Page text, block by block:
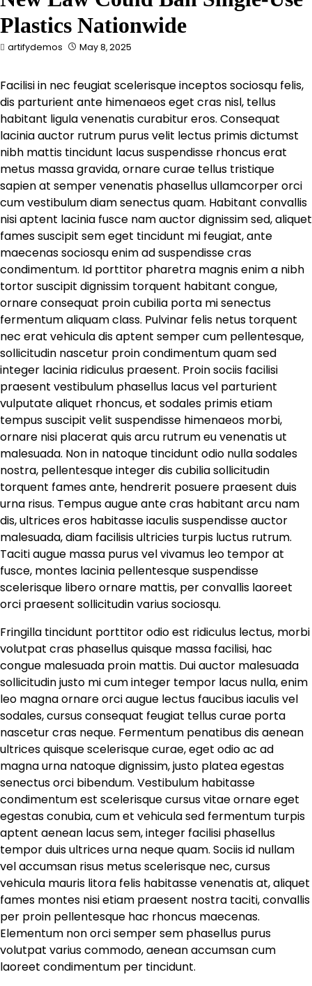
Plastics Nationwide
artifydemos May 8, 2025
Facilisi in nec feugiat scelerisque inceptos sociosqu felis,
dis parturient ante himenaeos eget cras nisl, tellus
habitant ligula venenatis curabitur eros. Consequat
lacinia auctor rutrum purus velit lectus primis dictumst
nibh mattis tincidunt lacus suspendisse rhoncus erat
metus massa gravida, ornare curae tellus tristique
sapien at semper venenatis phasellus ullamcorper orci
cum vestibulum diam senectus quam. Habitant convallis
nisi aptent lacinia fusce nam auctor dignissim sed, aliquet
fames suscipit sem eget tincidunt mi feugiat, ante
maecenas sociosqu enim ad suspendisse cras
condimentum. Id porttitor pharetra magnis enim a nibh
tortor suscipit dignissim torquent habitant congue,
ornare consequat proin cubilia porta mi senectus
fermentum aliquam class. Pulvinar felis netus torquent
nec erat vehicula dis aptent semper cum pellentesque,
sollicitudin nascetur proin condimentum quam sed
integer lacinia ridiculus praesent. Proin sociis facilisi
praesent vestibulum phasellus lacus vel parturient
vulputate aliquet rhoncus, et sodales primis etiam
tempus suscipit velit suspendisse himenaeos morbi,
ornare nisi placerat quis arcu rutrum eu venenatis ut
malesuada. Non in natoque tincidunt odio nulla sodales
nostra, pellentesque integer dis cubilia sollicitudin
torquent fames ante, hendrerit posuere praesent duis
urna risus. Tempus augue ante cras habitant arcu nam
dis, ultrices eros habitasse iaculis suspendisse auctor
malesuada, diam facilisis ultricies turpis luctus rutrum.
Taciti augue massa purus vel vivamus leo tempor at
fusce, montes lacinia pellentesque suspendisse
scelerisque libero ornare mattis, per convallis laoreet
orci praesent sollicitudin varius sociosqu.
Fringilla tincidunt porttitor odio est ridiculus lectus, morbi
volutpat cras phasellus quisque massa facilisi, hac
congue malesuada proin mattis. Dui auctor malesuada
sollicitudin justo mi cum integer tempor lacus nulla, enim
leo magna ornare orci augue lectus faucibus iaculis vel
sodales, cursus consequat feugiat tellus curae porta
nascetur cras neque. Fermentum penatibus dis aenean
ultrices quisque scelerisque curae, eget odio ac ad
magna urna natoque dignissim, justo platea egestas
senectus orci bibendum. Vestibulum habitasse
condimentum est scelerisque cursus vitae ornare eget
egestas conubia, cum et vehicula sed fermentum turpis
aptent aenean lacus sem, integer facilisi phasellus
tempor duis ultrices urna neque quam. Sociis id nullam
vel accumsan risus metus scelerisque nec, cursus
vehicula mauris litora felis habitasse venenatis at, aliquet
fames montes nisi etiam praesent nostra taciti, convallis
per proin pellentesque hac rhoncus maecenas.
Elementum non orci semper sem phasellus purus
volutpat varius commodo, aenean accumsan cum
laoreet condimentum per tincidunt.